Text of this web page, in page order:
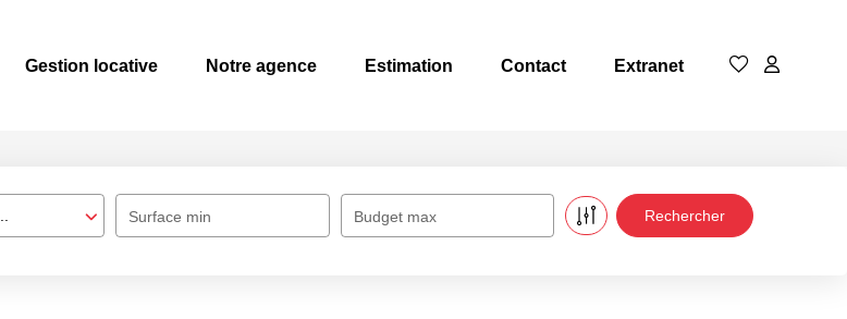
Gestion locative Notre agence Estimation Contact Extranet
Surface min Budget max